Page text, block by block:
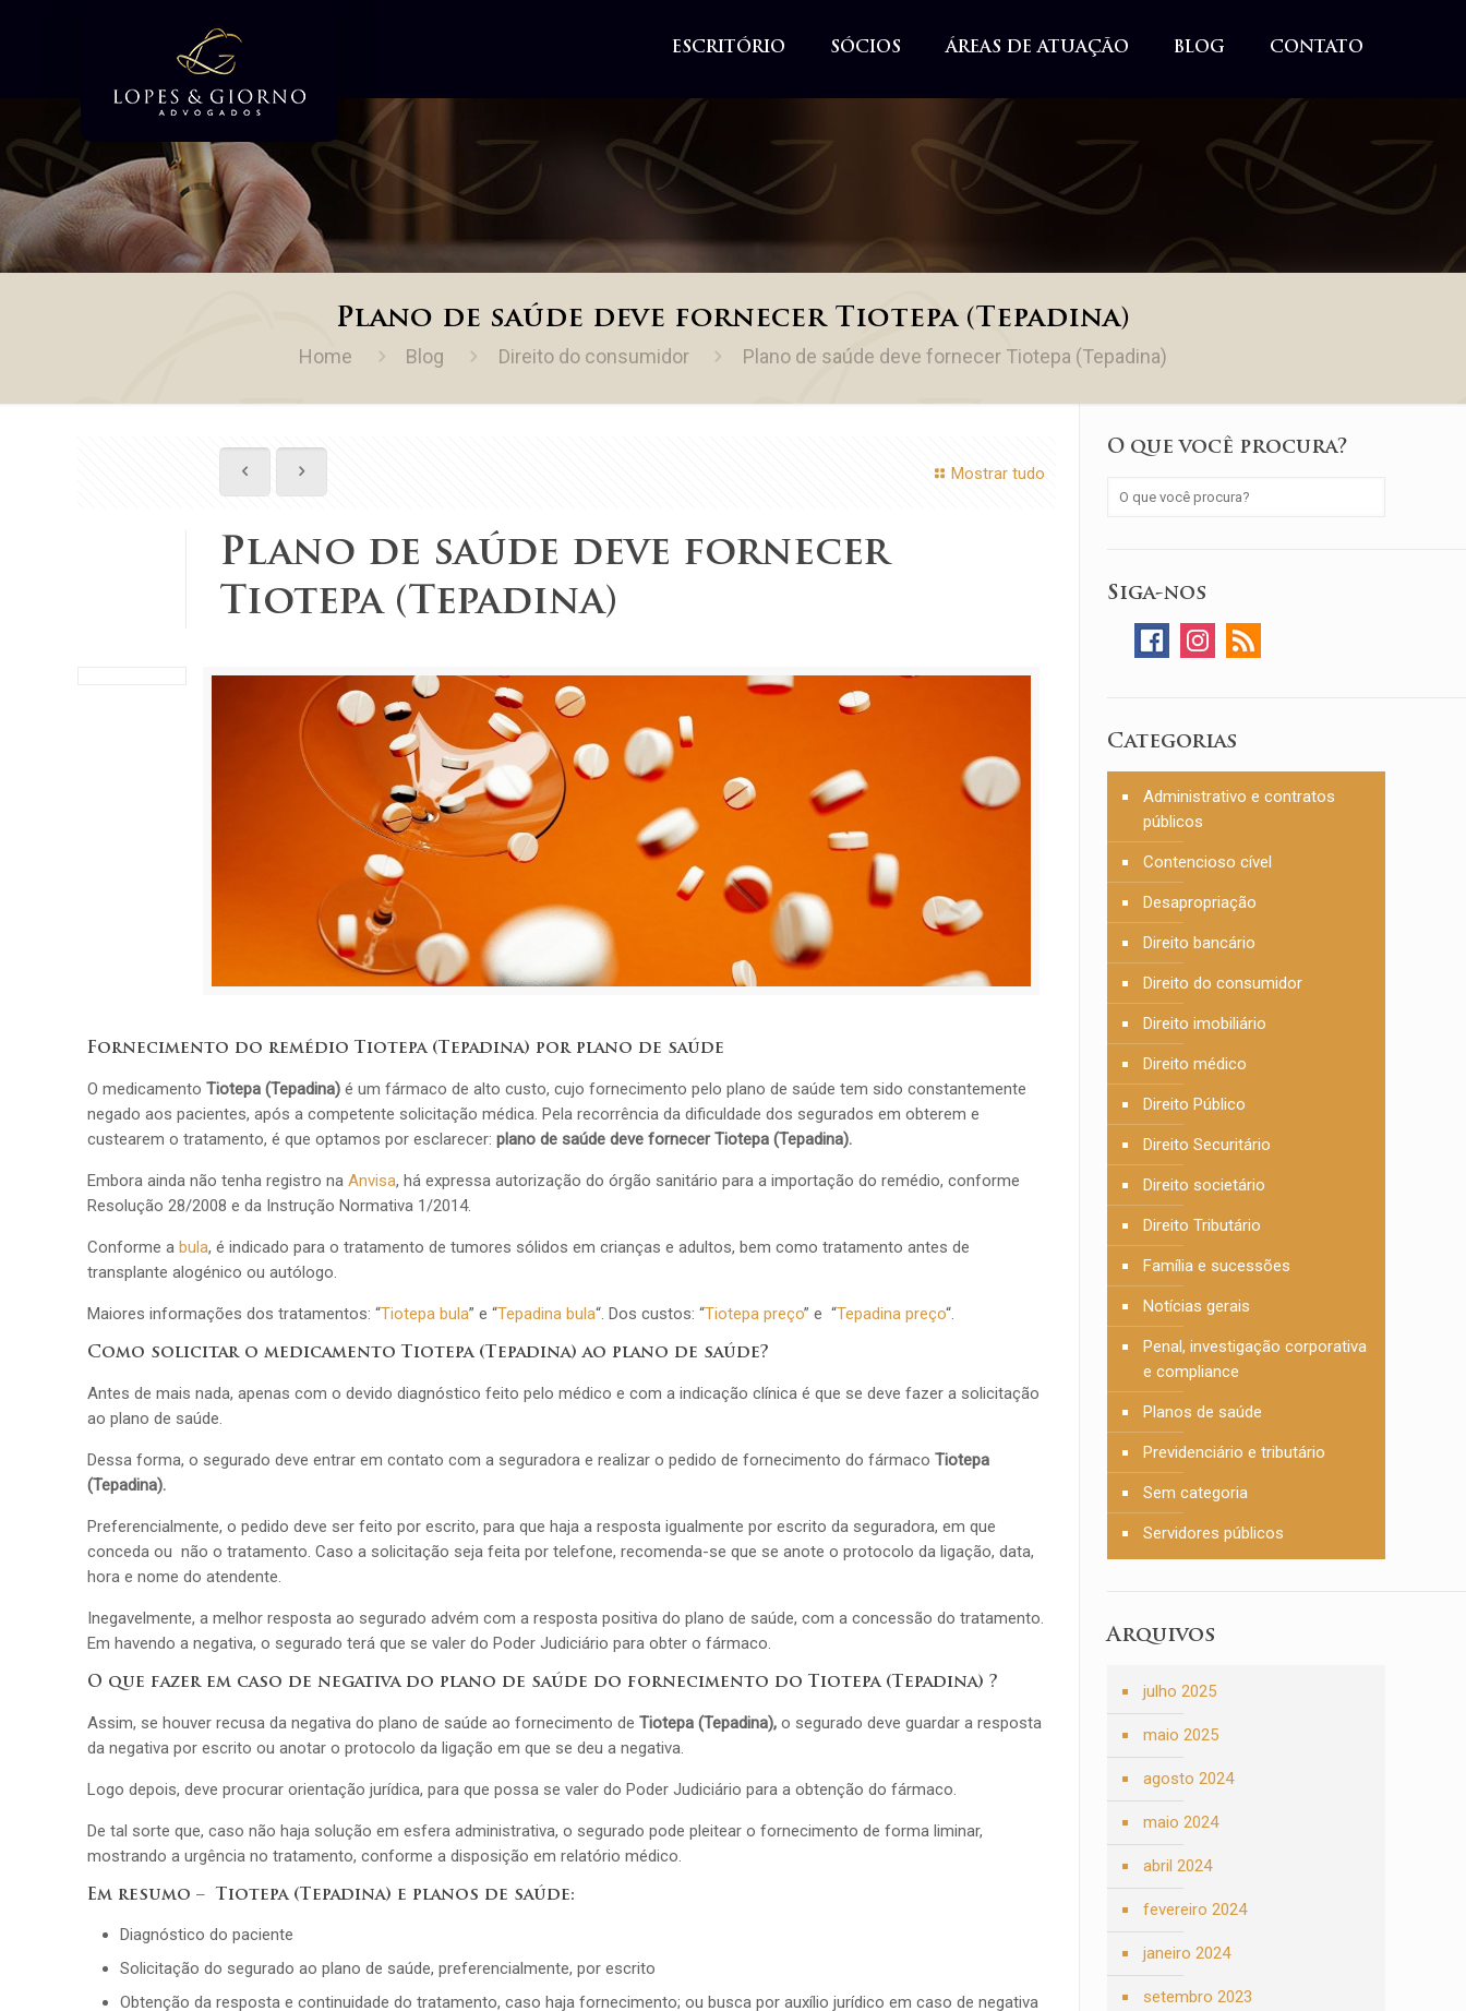
ESCRITÓRIO SÓCIOS ÁREAS DE ATUAÇÃO BLOG CONTATO
Plano de saúde deve fornecer Tiotepa (Tepadina)
Home Blog Direito do consumidor Plano de saúde deve fornecer Tiotepa (Tepadina)
Mostrar tudo
Plano de saúde deve fornecer
Tiotepa (Tepadina)
Fornecimento do remédio Tiotepa (Tepadina) por plano de saúde
O medicamentoTiotepa (Tepadina)é um fármaco de alto custo, cujo fornecimento pelo plano de saúde tem sido constantemente
negado aos pacientes, após a competente solicitação médica. Pela recorrência da dificuldade dos segurados em obterem e
custearem o tratamento, é que optamos por esclarecer:plano de saúde deve fornecer Tiotepa (Tepadina).
Embora ainda não tenha registro naAnvisa, há expressa autorização do órgão sanitário para a importação do remédio, conforme
Resolução 28/2008 e da Instrução Normativa 1/2014.
Conforme abula, é indicado para o tratamento de tumores sólidos em crianças e adultos, bem como tratamento antes de
transplante alogénico ou autólogo.
Maiores informações dos tratamentos: “Tiotepa bula” e “Tepadina bula“. Dos custos: “Tiotepa preço” e “Tepadina preço“.
Como solicitar o medicamento Tiotepa (Tepadina) ao plano de saúde?
Antes de mais nada, apenas com o devido diagnóstico feito pelo médico e com a indicação clínica é que se deve fazer a solicitação
ao plano de saúde.
Dessa forma, o segurado deve entrar em contato com a seguradora e realizar o pedido de fornecimento do fármacoTiotepa
(Tepadina).
Preferencialmente, o pedido deve ser feito por escrito, para que haja a resposta igualmente por escrito da seguradora, em que
conceda ou não o tratamento. Caso a solicitação seja feita por telefone, recomenda-se que se anote o protocolo da ligação, data,
hora e nome do atendente.
Inegavelmente, a melhor resposta ao segurado advém com a resposta positiva do plano de saúde, com a concessão do tratamento.
Em havendo a negativa, o segurado terá que se valer do Poder Judiciário para obter o fármaco.
O que fazer em caso de negativa do plano de saúde do fornecimento do Tiotepa (Tepadina) ?
Assim, se houver recusa da negativa do plano de saúde ao fornecimento deTiotepa (Tepadina), o segurado deve guardar a resposta
da negativa por escrito ou anotar o protocolo da ligação em que se deu a negativa.
Logo depois, deve procurar orientação jurídica, para que possa se valer do Poder Judiciário para a obtenção do fármaco.
De tal sorte que, caso não haja solução em esfera administrativa, o segurado pode pleitear o fornecimento de forma liminar,
mostrando a urgência no tratamento, conforme a disposição em relatório médico.
Em resumo – Tiotepa (Tepadina) e planos de saúde:
Diagnóstico do paciente
Solicitação do segurado ao plano de saúde, preferencialmente, por escrito
Obtenção da resposta e continuidade do tratamento, caso haja fornecimento; ou busca por auxílio jurídico em caso de negativa
O que você procura?
Siga-nos
Categorias
Administrativo e contratos
públicos
Contencioso cível
Desapropriação
Direito bancário
Direito do consumidor
Direito imobiliário
Direito médico
Direito Público
Direito Securitário
Direito societário
Direito Tributário
Família e sucessões
Notícias gerais
Penal, investigação corporativa
e compliance
Planos de saúde
Previdenciário e tributário
Sem categoria
Servidores públicos
Arquivos
julho 2025
maio 2025
agosto 2024
maio 2024
abril 2024
fevereiro 2024
janeiro 2024
setembro 2023